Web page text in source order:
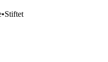
•Stiftet